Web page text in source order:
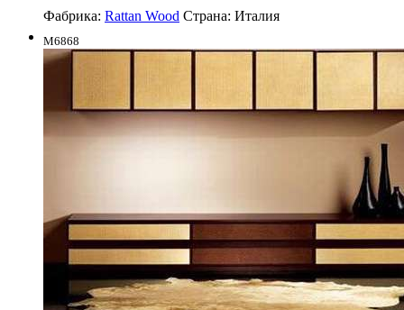
Фабрика: Rattan Wood Страна: Италия
M6868